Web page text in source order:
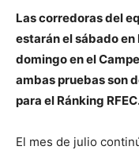
Las corredoras del
estarán el sábado en
domingo en el
ambas pruebas son
para el Ránking
El mes de julio